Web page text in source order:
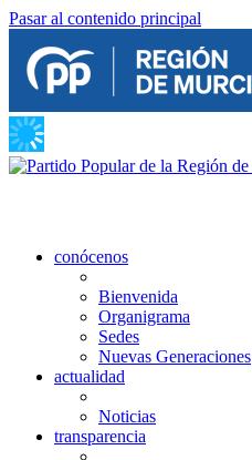
Pasar al contenido principal
conócenos
Bienvenida
Organigrama
Sedes
Nuevas Generaciones
actualidad
Noticias
transparencia